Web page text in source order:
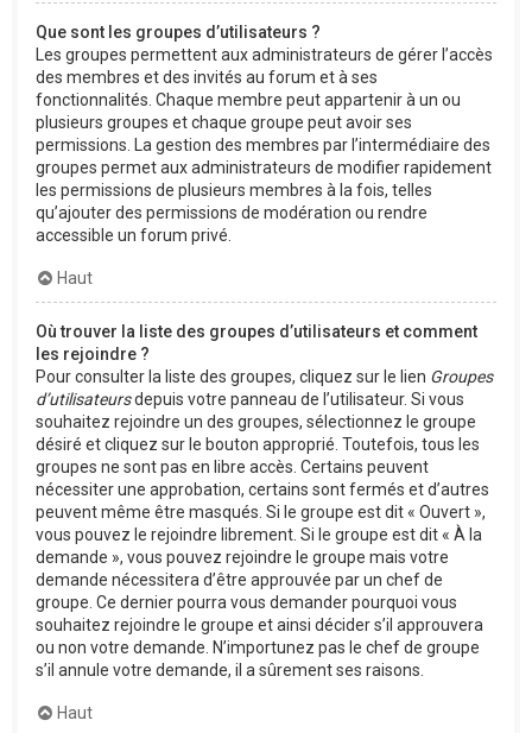
Que sont les groupes d’utilisateurs ?
Les groupes permettent aux administrateurs de gérer l’accès
des membres et des invités au forum et à ses
fonctionnalités. Chaque membre peut appartenir à un ou
plusieurs groupes et chaque groupe peut avoir ses
permissions. La gestion des membres par l’intermédiaire des
groupes permet aux administrateurs de modifier rapidement
les permissions de plusieurs membres à la fois, telles
qu’ajouter des permissions de modération ou rendre
accessible un forum privé.
Haut
Où trouver la liste des groupes d’utilisateurs et comment
les rejoindre ?
Pour consulter la liste des groupes, cliquez sur le lien Groupes
d’utilisateursdepuis votre panneau de l’utilisateur. Si vous
souhaitez rejoindre un des groupes, sélectionnez le groupe
désiré et cliquez sur le bouton approprié. Toutefois, tous les
groupes ne sont pas en libre accès. Certains peuvent
nécessiter une approbation, certains sont fermés et d’autres
peuvent même être masqués. Si le groupe est dit « Ouvert »,
vous pouvez le rejoindre librement. Si le groupe est dit « À la
demande », vous pouvez rejoindre le groupe mais votre
demande nécessitera d’être approuvée par un chef de
groupe. Ce dernier pourra vous demander pourquoi vous
souhaitez rejoindre le groupe et ainsi décider s’il approuvera
ou non votre demande. N’importunez pas le chef de groupe
s’il annule votre demande, il a sûrement ses raisons.
Haut